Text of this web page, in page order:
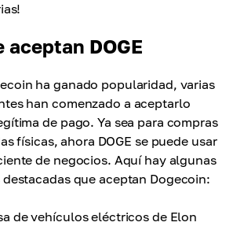
aceptan DOGE
ha ganado popularidad, varias
han comenzado a aceptarlo
de pago. Ya sea para compras
físicas, ahora DOGE se puede usar
de negocios. Aquí hay algunas
destacadas que aceptan Dogecoin:
de vehículos eléctricos de Elon